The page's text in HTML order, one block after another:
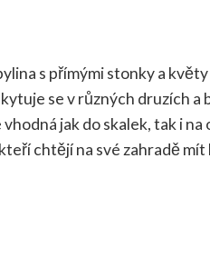
s přímými stonky a
se v různých druzích a
jak do skalek, tak i na
chtějí na své zahradě mít